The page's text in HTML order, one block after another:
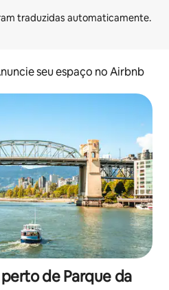
seu espaço no Airbnb
de Parque da